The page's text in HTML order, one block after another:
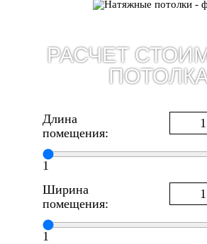
РАСЧЕТ
Длина
помещения:
1
Ширина
помещения:
1